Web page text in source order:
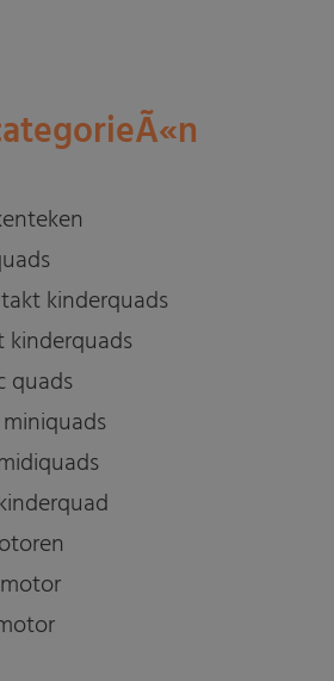
takt kinderquads
kinderquads
quads